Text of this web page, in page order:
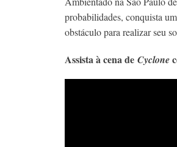
probabilidades, conquista
obstáculo para realizar seu
Assista à cena de Cyclone